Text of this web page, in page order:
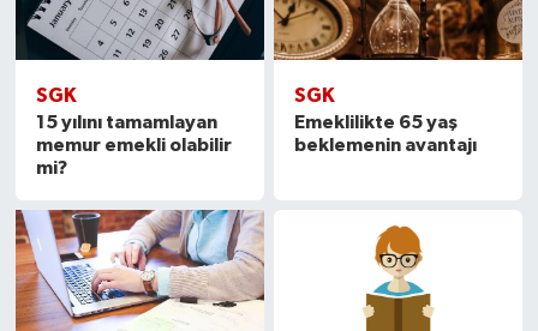
SGK
15 yılını tamamlayan
memur emekli olabilir
mi?
SGK
Emeklilikte 65 yaş
beklemenin avantajı